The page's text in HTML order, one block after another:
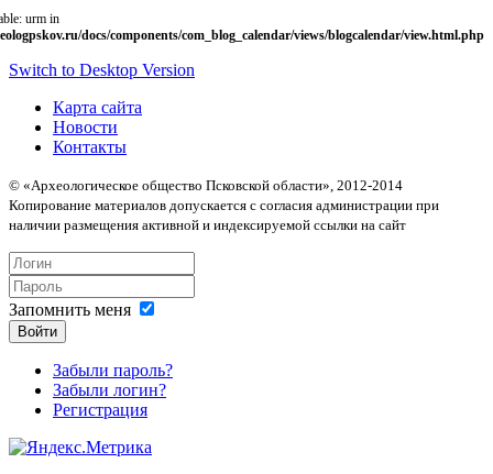
urm in
docs/components/com_blog_calendar/views/blogcalendar/view.html.php
Switch to Desktop Version
Карта сайта
Новости
Контакты
© «Археологическое общество Псковской области», 2012-2014
Копирование материалов допускается с согласия администрации при
наличии размещения активной и индексируемой ссылки на сайт
Запомнить меня
Войти
Забыли пароль?
Забыли логин?
Регистрация